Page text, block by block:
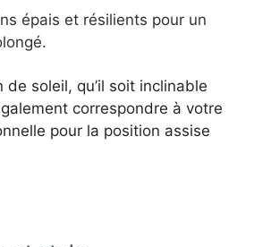
épais et résilients pour un
soleil, qu’il soit inclinable
correspondre à votre
pour la position assise